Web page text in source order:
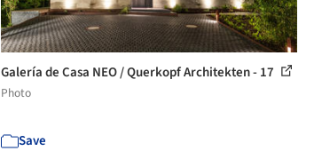
Galería de Casa NEO / Querkopf Architekten - 17
Photo
Save